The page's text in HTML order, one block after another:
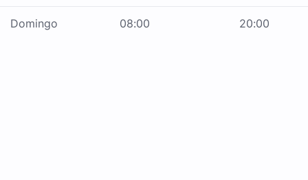
Domingo 08:00 20:00